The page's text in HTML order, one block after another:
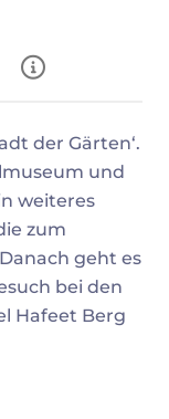
der Gärten‘.
und
weiteres
zum
geht es
bei den
Hafeet Berg